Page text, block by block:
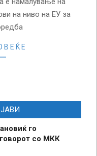
на ниво на ЕУ за
го
со МКК